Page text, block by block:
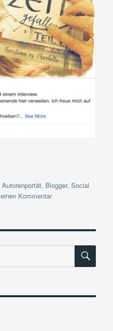
Kategorien
Autorenportät, Blogger,Social
Kommentarzu
mich